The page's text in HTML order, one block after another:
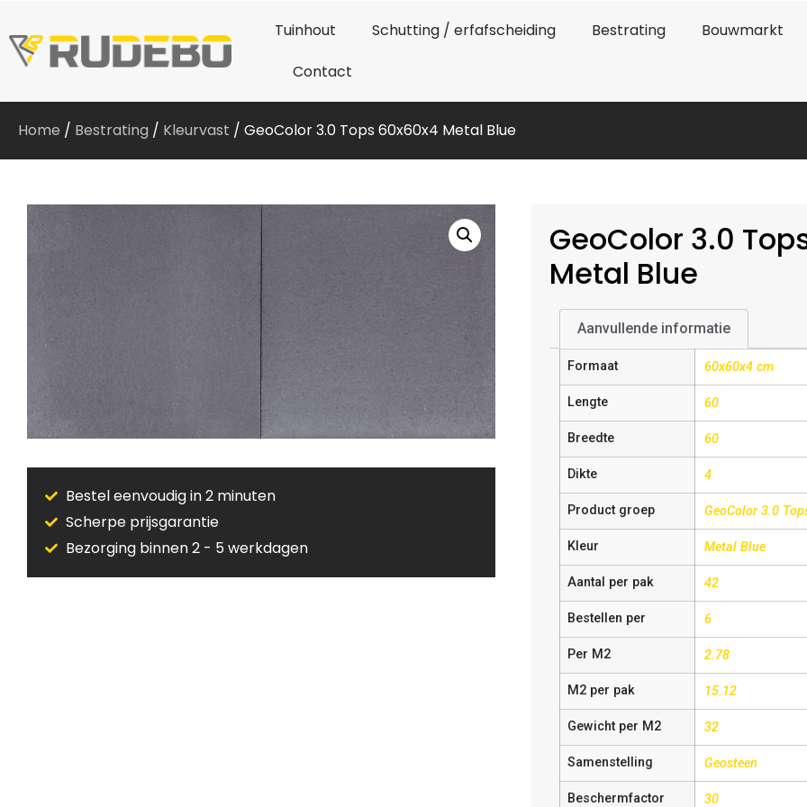
Tuinhout Schutting / erfafscheiding Bestrating
Bouwmarkt
Contact
Home / Bestrating / Kleurvast / GeoColor 3.0 Tops 60x60x4 Metal Blue
Bestel eenvoudig in 2 minuten
Scherpe prijsgarantie
Bezorging binnen 2 - 5 werkdagen
GeoColor 3.0
Metal Blue
Aanvullende informatie
Formaat 60x60x4 cm
Lengte 60
Breedte 60
Dikte 4
Product groep GeoColor 3.0
Kleur Metal Blue
Aantal per pak 42
Bestellen per 6
Per M2 2.78
M2 per pak 15.12
Gewicht per M2 32
Samenstelling Geosteen
Beschermfactor 30